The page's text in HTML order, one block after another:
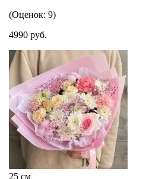
(Оценок: 9)
4990 руб.
25 см